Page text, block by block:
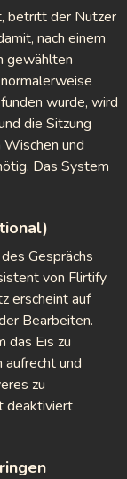
betritt der Nutzer
nach einem
gewählten
wurde, wird
die Sitzung
und
Das System
Gesprächs
von Flirtify
erscheint auf
Bearbeiten.
das Eis zu
und
zu
deaktiviert